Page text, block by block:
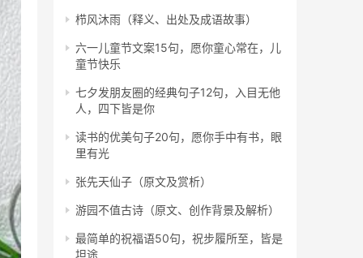
栉风沐雨（释义、出处及成语故事）
六一儿童节文案15句，愿你童心常在，儿
童节快乐
七夕发朋友圈的经典句子12句，入目无他
人，四下皆是你
读书的优美句子20句，愿你手中有书，眼
里有光
张先天仙子（原文及赏析）
游园不值古诗（原文、创作背景及解析）
最简单的祝福语50句，祝步履所至，皆是
坦途